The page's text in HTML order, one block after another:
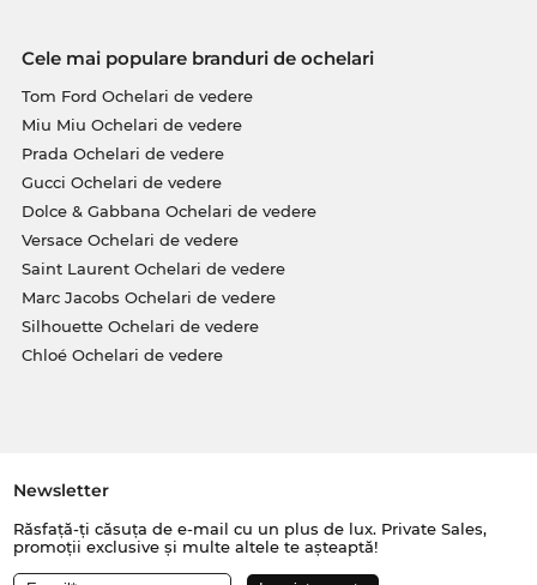
Cele mai populare branduri de ochelari
Tom Ford Ochelari de vedere
Miu Miu Ochelari de vedere
Prada Ochelari de vedere
Gucci Ochelari de vedere
Dolce & Gabbana Ochelari de vedere
Versace Ochelari de vedere
Saint Laurent Ochelari de vedere
Marc Jacobs Ochelari de vedere
Silhouette Ochelari de vedere
Chloé Ochelari de vedere
Newsletter
Răsfață-ți căsuța de e-mail cu un plus de lux. Private Sales,
promoții exclusive și multe altele te așteaptă!